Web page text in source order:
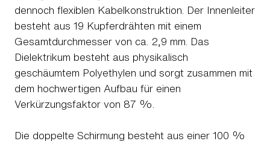
dennoch flexiblen Kabelkonstruktion. Der Innenleiter
besteht aus 19 Kupferdrähten mit einem
Gesamtdurchmesser von ca. 2,9 mm. Das
Dielektrikum besteht aus physikalisch
geschäumtem Polyethylen und sorgt zusammen mit
dem hochwertigen Aufbau für einen
Verkürzungsfaktor von 87 %.
Die doppelte Schirmung besteht aus einer 100 %